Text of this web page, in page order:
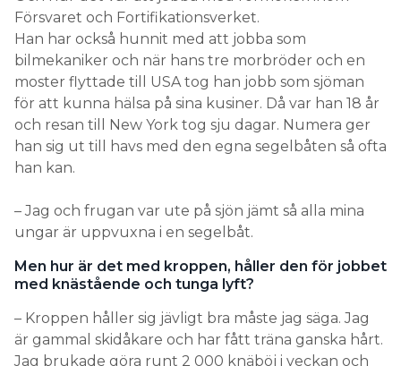
Försvaret och Fortifikationsverket.
Han har också hunnit med att jobba som
bilmekaniker och när hans tre morbröder och en
moster flyttade till USA tog han jobb som sjöman
för att kunna hälsa på sina kusiner. Då var han 18 år
och resan till New York tog sju dagar. Numera ger
han sig ut till havs med den egna segelbåten så ofta
han kan.
– Jag och frugan var ute på sjön jämt så alla mina
ungar är uppvuxna i en segelbåt.
Men hur är det med kroppen, håller den för jobbet
med knästående och tunga lyft?
– Kroppen håller sig jävligt bra måste jag säga. Jag
är gammal skidåkare och har fått träna ganska hårt.
Jag brukade göra runt 2 000 knäböj i veckan och